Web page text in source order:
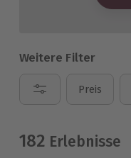
Weitere Filter
Preis
182 Erlebnisse